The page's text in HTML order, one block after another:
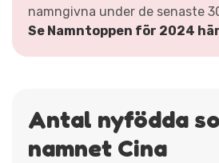
namngivna under de senaste
Se Namntoppen för 2024
Antal nyfödda
namnet Cina